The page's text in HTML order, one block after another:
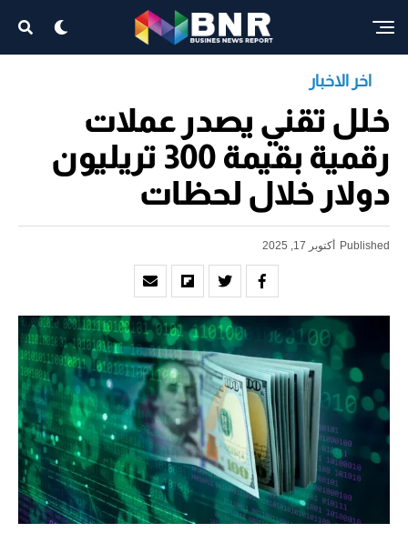
اخر الاخبار
خلل تقني يصدر عملات
رقمية بقيمة 300 تريليون
دولار خلال لحظات
Published أكتوبر 17, 2025